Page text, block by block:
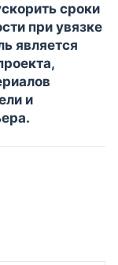
сроки
при увязке
является
и